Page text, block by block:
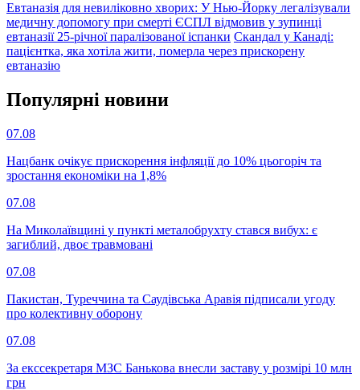
Евтаназія для невиліковно хворих: У Нью-Йорку легалізували
медичну допомогу при смерті ЄСПЛ відмовив у зупинці
евтаназії 25‑річної паралізованої іспанки Скандал у Канаді:
пацієнтка, яка хотіла жити, померла через прискорену
евтаназію
Популярнi новини
07.08
Нацбанк очікує прискорення інфляції до 10% цьогоріч та
зростання економіки на 1,8%
07.08
На Миколаївщині у пункті металобрухту стався вибух: є
загиблий, двоє травмовані
07.08
Пакистан, Туреччина та Саудівська Аравія підписали угоду
про колективну оборону
07.08
За екссекретаря МЗС Банькова внесли заставу у розмірі 10 млн
грн